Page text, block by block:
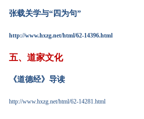
张载关学与“四为句”
http://www.hxzg.net/html/62-14396.html
五、 道家文化
《道德经》导读
http://www.hxzg.net/html/62-14281.html